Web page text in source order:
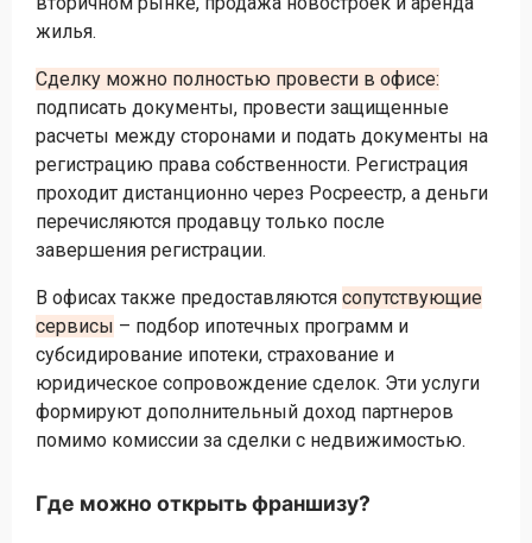
жилья.
Сделку можно полностью провести в офисе:
подписать документы, провести защищенные
расчеты между сторонами и подать документы на
регистрацию права собственности. Регистрация
проходит дистанционно через Росреестр, а деньги
перечисляются продавцу только после
завершения регистрации.
В офисах также предоставляются сопутствующие
сервисы – подбор ипотечных программ и
субсидирование ипотеки, страхование и
юридическое сопровождение сделок. Эти услуги
формируют дополнительный доход партнеров
помимо комиссии за сделки с недвижимостью.
Где можно открыть франшизу?